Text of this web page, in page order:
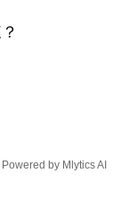
Powered by Mlytics AI